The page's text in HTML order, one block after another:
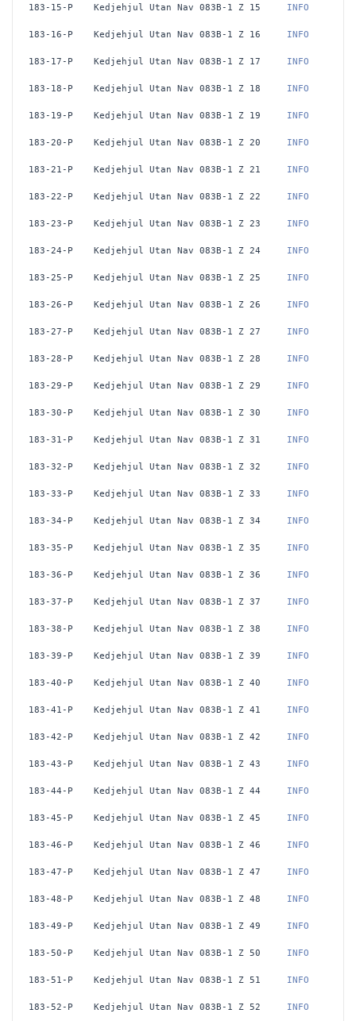
183-15-P Kedjehjul Utan Nav 083B-1 Z 15 INFO
183-16-P Kedjehjul Utan Nav 083B-1 Z 16 INFO
183-17-P Kedjehjul Utan Nav 083B-1 Z 17 INFO
183-18-P Kedjehjul Utan Nav 083B-1 Z 18 INFO
183-19-P Kedjehjul Utan Nav 083B-1 Z 19 INFO
183-20-P Kedjehjul Utan Nav 083B-1 Z 20 INFO
183-21-P Kedjehjul Utan Nav 083B-1 Z 21 INFO
183-22-P Kedjehjul Utan Nav 083B-1 Z 22 INFO
183-23-P Kedjehjul Utan Nav 083B-1 Z 23 INFO
183-24-P Kedjehjul Utan Nav 083B-1 Z 24 INFO
183-25-P Kedjehjul Utan Nav 083B-1 Z 25 INFO
183-26-P Kedjehjul Utan Nav 083B-1 Z 26 INFO
183-27-P Kedjehjul Utan Nav 083B-1 Z 27 INFO
183-28-P Kedjehjul Utan Nav 083B-1 Z 28 INFO
183-29-P Kedjehjul Utan Nav 083B-1 Z 29 INFO
183-30-P Kedjehjul Utan Nav 083B-1 Z 30 INFO
183-31-P Kedjehjul Utan Nav 083B-1 Z 31 INFO
183-32-P Kedjehjul Utan Nav 083B-1 Z 32 INFO
183-33-P Kedjehjul Utan Nav 083B-1 Z 33 INFO
183-34-P Kedjehjul Utan Nav 083B-1 Z 34 INFO
183-35-P Kedjehjul Utan Nav 083B-1 Z 35 INFO
183-36-P Kedjehjul Utan Nav 083B-1 Z 36 INFO
183-37-P Kedjehjul Utan Nav 083B-1 Z 37 INFO
183-38-P Kedjehjul Utan Nav 083B-1 Z 38 INFO
183-39-P Kedjehjul Utan Nav 083B-1 Z 39 INFO
183-40-P Kedjehjul Utan Nav 083B-1 Z 40 INFO
183-41-P Kedjehjul Utan Nav 083B-1 Z 41 INFO
183-42-P Kedjehjul Utan Nav 083B-1 Z 42 INFO
183-43-P Kedjehjul Utan Nav 083B-1 Z 43 INFO
183-44-P Kedjehjul Utan Nav 083B-1 Z 44 INFO
183-45-P Kedjehjul Utan Nav 083B-1 Z 45 INFO
183-46-P Kedjehjul Utan Nav 083B-1 Z 46 INFO
183-47-P Kedjehjul Utan Nav 083B-1 Z 47 INFO
183-48-P Kedjehjul Utan Nav 083B-1 Z 48 INFO
183-49-P Kedjehjul Utan Nav 083B-1 Z 49 INFO
183-50-P Kedjehjul Utan Nav 083B-1 Z 50 INFO
183-51-P Kedjehjul Utan Nav 083B-1 Z 51 INFO
183-52-P Kedjehjul Utan Nav 083B-1 Z 52 INFO